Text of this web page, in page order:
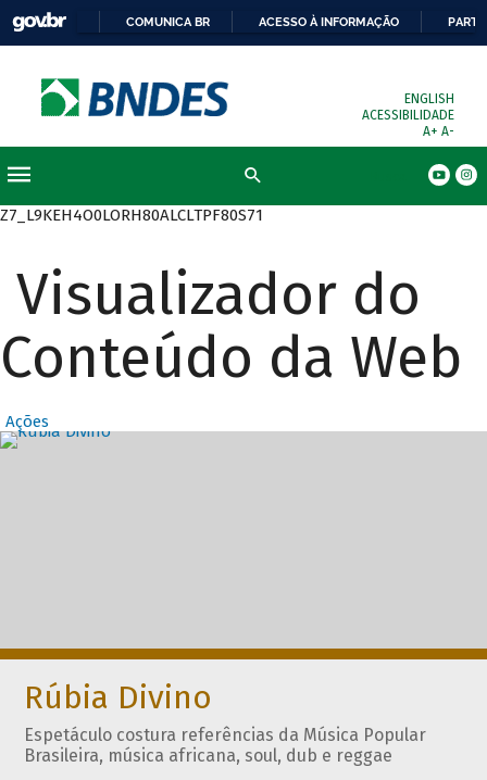
COMUNICA BR ACESSO À INFORMAÇÃO
ENGLISH
ACESSIBILIDADE
A+ A-
Z7_L9KEH4O0LORH80ALCLTPF80S71
Visualizador do
Conteúdo da Web
Ações
Destaques
Rúbia Divino
Espetáculo costura referências da Música Popular
Brasileira, música africana, soul, dub e reggae